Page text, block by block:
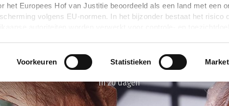
het Europees Hof van Justitie beoordeeld als een land met een
volgens EU-normen. In het bijzonder bestaat het risico
Voor meer informatie, zie onze privacyverklaring.
gedetailleerde informatie:
|Impressum
Voorkeuren Statistieken
In 20 dagen